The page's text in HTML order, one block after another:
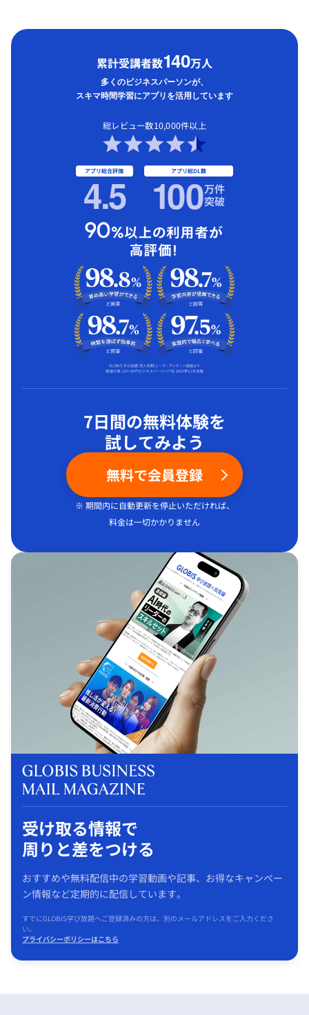
累計受講者数140万人
多くのビジネスパーソンが、
スキマ時間学習にアプリを活用しています
総レビュー数10,000件以上
アプリ総合評価
4.5 アプリ総DL数
100万件
突破
7日間の無料体験を
試してみよう
無料で会員登録
※ 期間内に自動更新を停止いただければ、
料金は一切かかりません
受け取る情報で
周りと差をつける
おすすめや無料配信中の学習動画や記事、お得なキャンペー
ン情報など定期的に配信しています。
すでにGLOBIS学び放題へご登録済みの方は、別のメールアドレスをご入力くださ
い。
プライバシーポリシーはこちら